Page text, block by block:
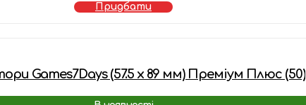
Придбати
Games7Days (57.5 x 89 мм) Преміум Плюс (50)